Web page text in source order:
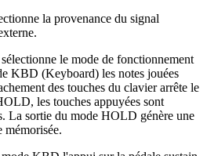
la provenance du signal
le mode de fonctionnement
KBD (Keyboard) les notes jouées
des touches du clavier arrête le
les touches appuyées sont
La sortie du mode HOLD génère une
mémorisée.